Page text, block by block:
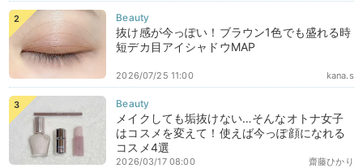
抜け感が今っぽい！ブラウン1色でも盛れる時
短デカ目アイシャドウMAP
kana.s
2026/07/25 11:00
メイクしても垢抜けない…そんなオトナ女子
はコスメを変えて！使えば今っぽ顔になれる
コスメ4選
齋藤ひかり
2026/03/17 08:00